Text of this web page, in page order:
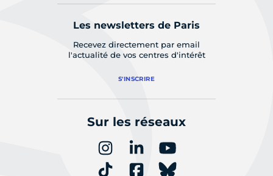
Les newsletters de Paris
Recevez directement par email
l'actualité de vos centres d'intérêt
S'INSCRIRE
Sur les réseaux